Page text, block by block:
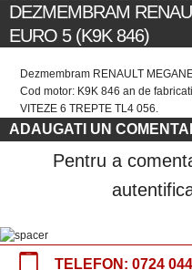
DEZMEMBRAM
EURO 5 (K9K 846)
Dezmembram RENAULT
Cod motor: K9K 846 an de
VITEZE 6 TREPTE TL4 056.
ADAUGATI UN
Pentru a
TELEFON: 0724